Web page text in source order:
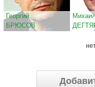
Георгий
БРЮСОВ
Михаил